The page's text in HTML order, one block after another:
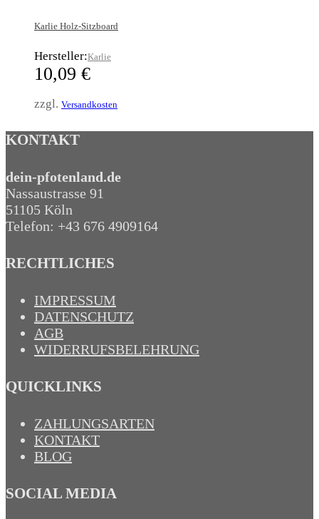
Karlie Holz-Sitzboard
Hersteller:Karlie
10,09 €
zzgl. Versandkosten
KONTAKT
dein-pfotenland.de
Nassaustrasse 91
51105 Köln
Telefon: +43 676 4909164‬
RECHTLICHES
IMPRESSUM
DATENSCHUTZ
AGB
WIDERRUFSBELEHRUNG
QUICKLINKS
ZAHLUNGSARTEN
KONTAKT
BLOG
SOCIAL MEDIA